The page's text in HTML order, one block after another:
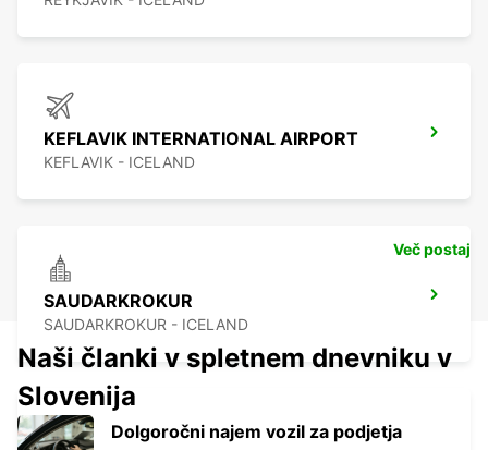
KEFLAVIK INTERNATIONAL AIRPORT
KEFLAVIK - ICELAND
SAUDARKROKUR
SAUDARKROKUR - ICELAND
Več postaj
Naši članki v spletnem dnevniku v
Slovenija
Dolgoročni najem vozil za podjetja